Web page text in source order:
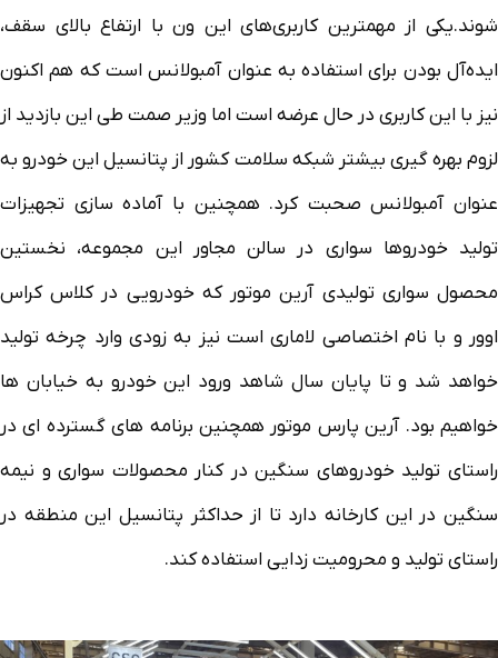
شوند.یکی از مهمترین کاربری‌های این ون با ارتفاع بالای سقف،
ایده‌آل بودن برای استفاده به عنوان آمبولانس است که هم اکنون
نیز با این کاربری در حال عرضه است اما وزیر صمت طی این بازدید از
لزوم بهره گیری بیشتر شبکه سلامت کشور از پتانسیل این خودرو به
عنوان آمبولانس صحبت کرد. همچنین با آماده سازی تجهیزات
تولید خودروها سواری در سالن مجاور این مجموعه، نخستین
محصول سواری تولیدی آرین موتور که خودرویی در کلاس کراس
اوور و با نام اختصاصی لاماری است نیز به زودی وارد چرخه تولید
خواهد شد و تا پایان سال شاهد ورود این خودرو به خیابان ها
خواهیم بود. آرین پارس موتور همچنین برنامه های گسترده ای در
راستای تولید خودروهای سنگین در کنار محصولات سواری و نیمه
سنگین در این کارخانه دارد تا از حداکثر پتانسیل این منطقه در
راستای تولید و محرومیت زدایی استفاده کند.